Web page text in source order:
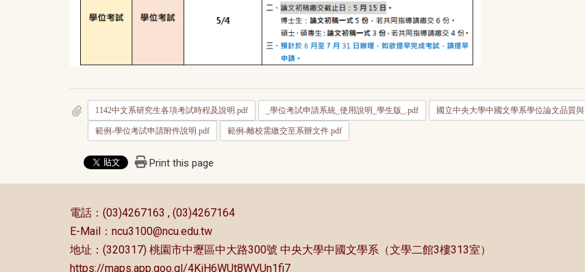
1142中文系研究生各項考試時程及說明.pdf _學位考試申請系統_使用說明_學生版_.pdf 國立中央大學中國文學系學位論文品質
範例-學位考試申請附件說明.pdf 範例-離校需繳交至系辦文件.pdf
Print this page
電話：(03)4267163 , (03)4267164
E-Mail： ncu3100@ncu.edu.tw
地址：(320317) 桃園市中壢區中大路300號 中央大學中國文學系（文學二館3樓313室）
https://maps.app.goo.gl/4KiH6WUt8WVUn1fi7